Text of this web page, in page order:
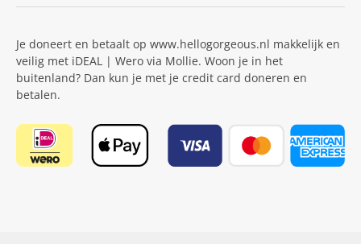
Je doneert en betaalt op www.hellogorgeous.nl makkelijk en
veilig met iDEAL | Wero via Mollie. Woon je in het
buitenland? Dan kun je met je credit card doneren en
betalen.